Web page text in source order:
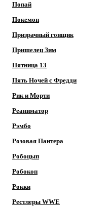
Попай
Покемон
Призрачный гонщик
Пришелец Зим
Пятница 13
Пять Ночей с Фредди
Рик и Морти
Реаниматор
Рэмбо
Розовая Пантера
Робоцып
Робокоп
Рокки
Рестлеры WWE